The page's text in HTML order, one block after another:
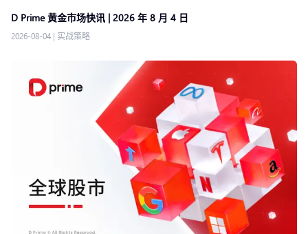
D Prime 黄金市场快讯 | 2026 年 8 月 4 日
2026-08-04 | 实战策略